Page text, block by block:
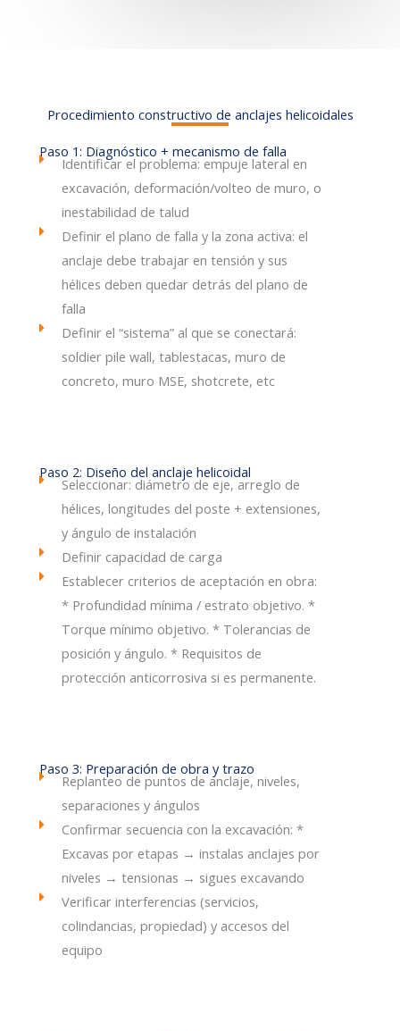
Procedimiento constructivo de anclajes helicoidales
Paso 1: Diagnóstico + mecanismo de falla
Identificar el problema: empuje lateral en
excavación, deformación/volteo de muro, o
inestabilidad de talud
Definir el plano de falla y la zona activa: el
anclaje debe trabajar en tensión y sus
hélices deben quedar detrás del plano de
falla
Definir el “sistema” al que se conectará:
soldier pile wall, tablestacas, muro de
concreto, muro MSE, shotcrete, etc
Paso 2: Diseño del anclaje helicoidal
Seleccionar: diámetro de eje, arreglo de
hélices, longitudes del poste + extensiones,
y ángulo de instalación
Definir capacidad de carga
Establecer criterios de aceptación en obra:
* Profundidad mínima / estrato objetivo. *
Torque mínimo objetivo. * Tolerancias de
posición y ángulo. * Requisitos de
protección anticorrosiva si es permanente.
Paso 3: Preparación de obra y trazo
Replanteo de puntos de anclaje, niveles,
separaciones y ángulos
Confirmar secuencia con la excavación: *
Excavas por etapas → instalas anclajes por
niveles → tensionas → sigues excavando
Verificar interferencias (servicios,
colindancias, propiedad) y accesos del
equipo